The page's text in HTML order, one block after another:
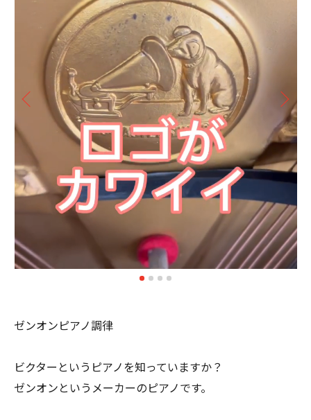
ゼンオンピアノ調律
ビクターというピアノを知っていますか？
ゼンオンというメーカーのピアノです。